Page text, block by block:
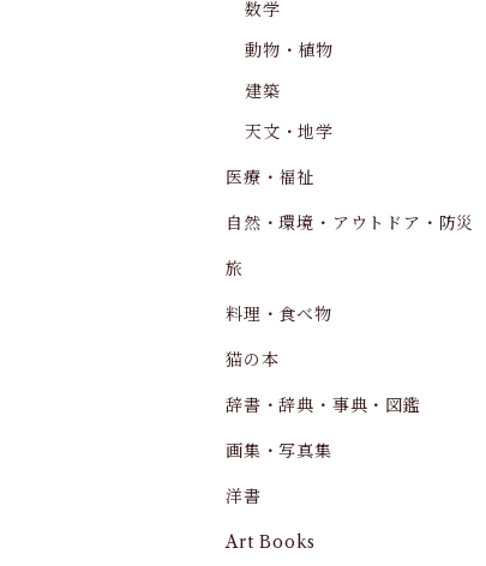
数学
動物・植物
建築
天文・地学
医療・福祉
自然・環境・アウトドア・防災
旅
料理・食べ物
猫の本
辞書・辞典・事典・図鑑
画集・写真集
洋書
Art Books